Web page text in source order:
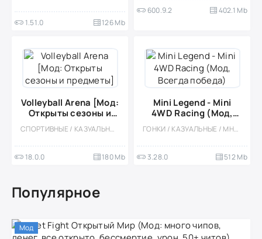
1.51.0 126 Mb
600.9.2 402.1 Mb
Volleyball Arena [Мод:
Открыты сезоны и
предметы]
СПОРТИВНЫЕ / КАЗУАЛЬНЫЕ / МНОГОПОЛЬЗОВАТЕЛЬСКАЯ / СОРЕВНОВАТЕЛЬНАЯ / ОДНОПОЛЬЗОВАТЕЛЬСКИЕ / СТИЛИЗАЦИЯ / МОД / ВСТРОЕННЫЙ КЕШ / ВИД СБОКУ / ОФЛАЙН
18.0.0 180 Mb
Mini Legend - Mini
4WD Racing (Мод,
Всегда победа)
ГОНКИ / КАЗУАЛЬНЫЕ / МНОГОПОЛЬЗОВАТЕЛЬСКАЯ / СОРЕВНОВАТЕЛЬНАЯ / ОДНОПОЛЬЗОВАТЕЛЬСКИЕ / СТИЛИЗАЦИЯ / МОД / PVP / ИЗОМЕТРИЯ / ВСТРОЕННЫЙ КЕШ
3.28.0 512 Mb
Популярное
Мод